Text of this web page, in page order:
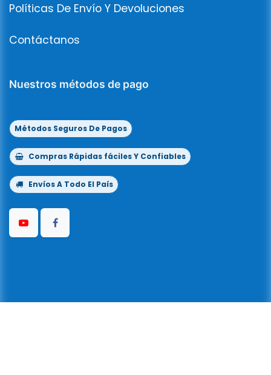
Políticas De Envío Y Devoluciones
Contáctanos
Nuestros métodos de pago
Métodos Seguros De Pagos
Compras Rápidas fáciles Y Confiables
Envíos A Todo El País